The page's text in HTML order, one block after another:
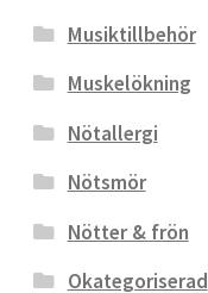
Musiktillbehör
Muskelökning
Nötallergi
Nötsmör
Nötter & frön
Okategoriserad